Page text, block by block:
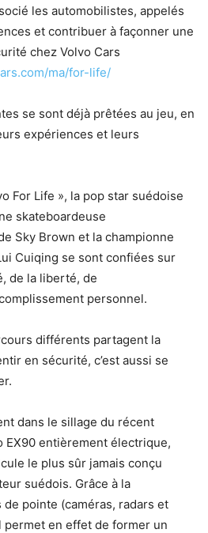
les automobilistes, appelés
et contribuer à façonner une
chez Volvo Cars
ma/for-life/
se sont déjà prêtées au jeu, en
expériences et leurs
For Life », la pop star suédoise
skateboardeuse
Sky Brown et la championne
Cuiqing se sont confiées sur
de la liberté, de
personnel.
différents partagent la
en sécurité, c’est aussi se
dans le sillage du récent
EX90 entièrement électrique,
le plus sûr jamais conçu
suédois. Grâce à la
pointe (caméras, radars et
permet en effet de former un